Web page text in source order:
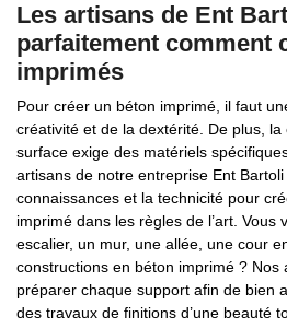
Les artisans de Ent
parfaitement comment
imprimés
Pour créer un béton imprimé, il faut
créativité et de la dextérité. De plus,
surface exige des matériels
artisans de notre entreprise Ent
connaissances et la technicité pour
imprimé dans les règles de l’art. Vous
escalier, un mur, une allée, une cour
constructions en béton imprimé ? Nos
préparer chaque support afin de bien
des travaux de finitions d’une beauté